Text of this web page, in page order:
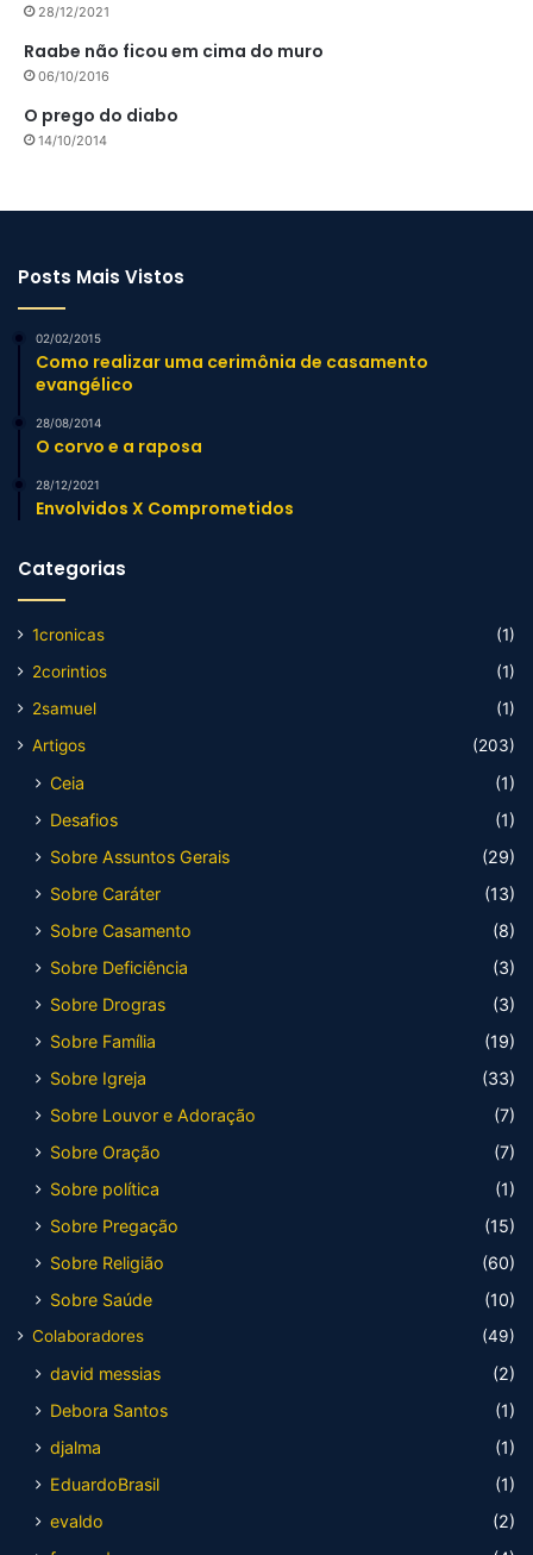
28/12/2021
Raabe não ficou em cima do muro
06/10/2016
O prego do diabo
14/10/2014
Posts Mais Vistos
02/02/2015
Como realizar uma cerimônia de casamento
evangélico
28/08/2014
O corvo e a raposa
28/12/2021
Envolvidos X Comprometidos
Categorias
1cronicas
(1)
2corintios
(1)
2samuel
(1)
Artigos
(203)
Ceia
(1)
Desafios
(1)
Sobre Assuntos Gerais
(29)
Sobre Caráter
(13)
Sobre Casamento
(8)
Sobre Deficiência
(3)
Sobre Drogras
(3)
Sobre Família
(19)
Sobre Igreja
(33)
Sobre Louvor e Adoração
(7)
Sobre Oração
(7)
Sobre política
(1)
Sobre Pregação
(15)
Sobre Religião
(60)
Sobre Saúde
(10)
Colaboradores (49)
david messias
(2)
Debora Santos
(1)
djalma
(1)
EduardoBrasil
(1)
evaldo
(2)